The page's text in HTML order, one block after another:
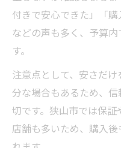
付きで安心できた」「購
などの声も多く、予算
す。
注意点として、安さだ
分な場合もあるため、
切です。狭山市では保
店舗も多いため、購入